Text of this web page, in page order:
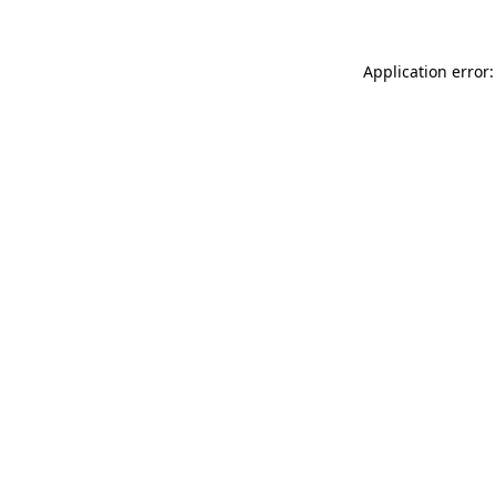
Application